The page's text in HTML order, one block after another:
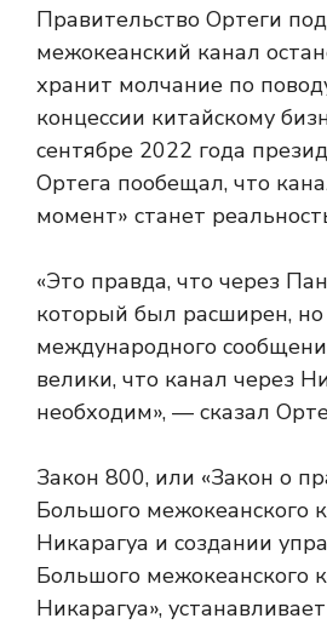
Правительство Ортеги
межокеанский канал
хранит молчание по
концессии китайскому
сентябре 2022 года
Ортега пообещал, что
момент» станет
«Это правда, что через
который был расширен, но
международного
велики, что канал через
необходим», — сказал
Закон 800, или «Закон о
Большого межокеанского
Никарагуа и создании
Большого межокеанского
Никарагуа»,